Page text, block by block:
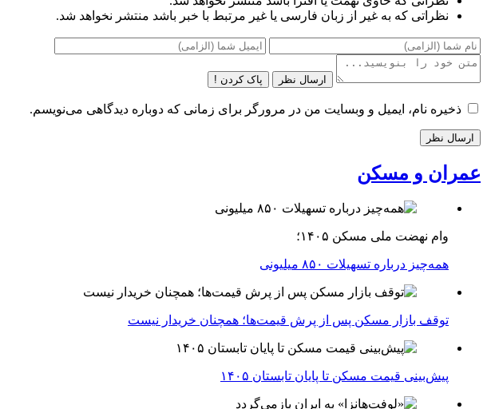
نظراتی که به غیر از زبان فارسی یا غیر مرتبط با خبر باشد منتشر نخواهد شد.
ارسال نظر پاک کردن !
ذخیره نام، ایمیل و وبسایت من در مرورگر برای زمانی که دوباره دیدگاهی می‌نویسم.
عمران و مسکن
وام نهضت ملی مسکن ۱۴۰۵؛
همه‌چیز درباره تسهیلات ۸۵۰ میلیونی
توقف بازار مسکن پس از پرش قیمت‌ها؛ همچنان خریدار نیست
پیش‌بینی قیمت مسکن تا پایان تابستان ۱۴۰۵